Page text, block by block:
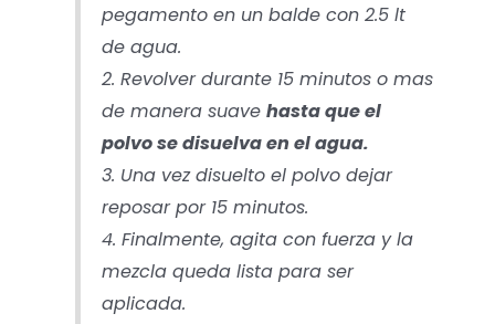
pegamento en un balde con 2.5 lt
de agua.
2. Revolver durante 15 minutos o mas
de manera suavehasta que el
polvo se disuelva en el agua.
3. Una vez disuelto el polvo dejar
reposar por 15 minutos.
4. Finalmente, agita con fuerza y la
mezcla queda lista para ser
aplicada.